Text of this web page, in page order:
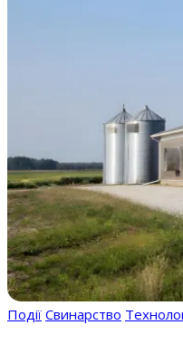
Події Свинарство